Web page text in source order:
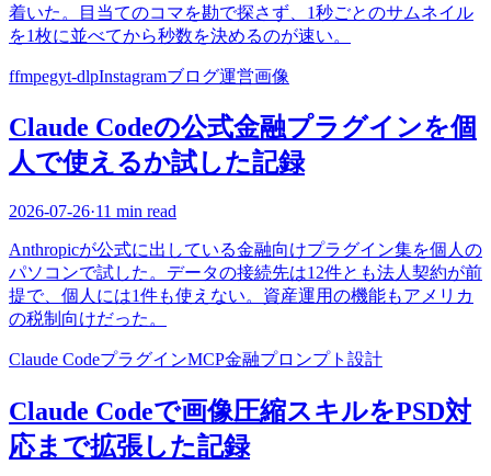
着いた。目当てのコマを勘で探さず、1秒ごとのサムネイル
を1枚に並べてから秒数を決めるのが速い。
ffmpegyt-dlpInstagramブログ運営画像
Claude Codeの公式金融プラグインを個
人で使えるか試した記録
2026-07-26·11 min read
Anthropicが公式に出している金融向けプラグイン集を個人の
パソコンで試した。データの接続先は12件とも法人契約が前
提で、個人には1件も使えない。資産運用の機能もアメリカ
の税制向けだった。
Claude CodeプラグインMCP金融プロンプト設計
Claude Codeで画像圧縮スキルをPSD対
応まで拡張した記録